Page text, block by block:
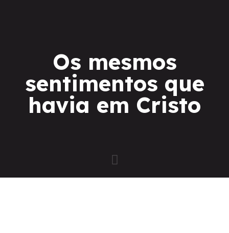
Os mesmos
sentimentos que
havia em Cristo